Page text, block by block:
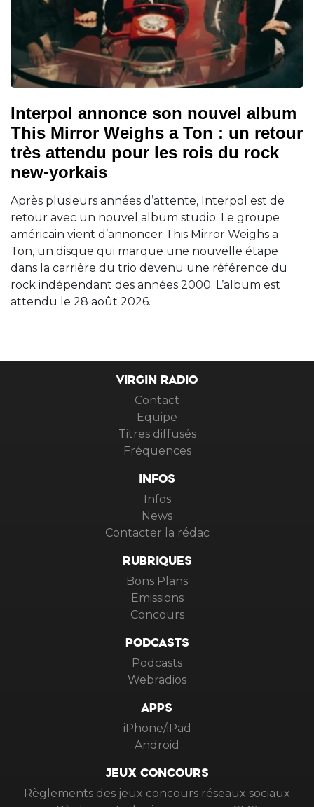
Interpol annonce son nouvel album
This Mirror Weighs a Ton : un retour
très attendu pour les rois du rock
new-yorkais
Après plusieurs années d’attente, Interpol est de
retour avec un nouvel album studio. Le groupe
américain vient d’annoncer This Mirror Weighs a
Ton, un disque qui marque une nouvelle étape
dans la carrière du trio devenu une référence du
rock indépendant des années 2000. L’album est
attendu le 28 août 2026.
VIRGIN RADIO
Contact
Equipe
Titres diffusés
Fréquences
INFOS
Infos
News
Contacter la rédac
RUBRIQUES
Bons Plans
Emissions
Concours
PODCASTS
Podcasts
Webradios
APPS
iPhone/iPad
Android
JEUX CONCOURS
Règlements des jeux concours réseaux sociaux